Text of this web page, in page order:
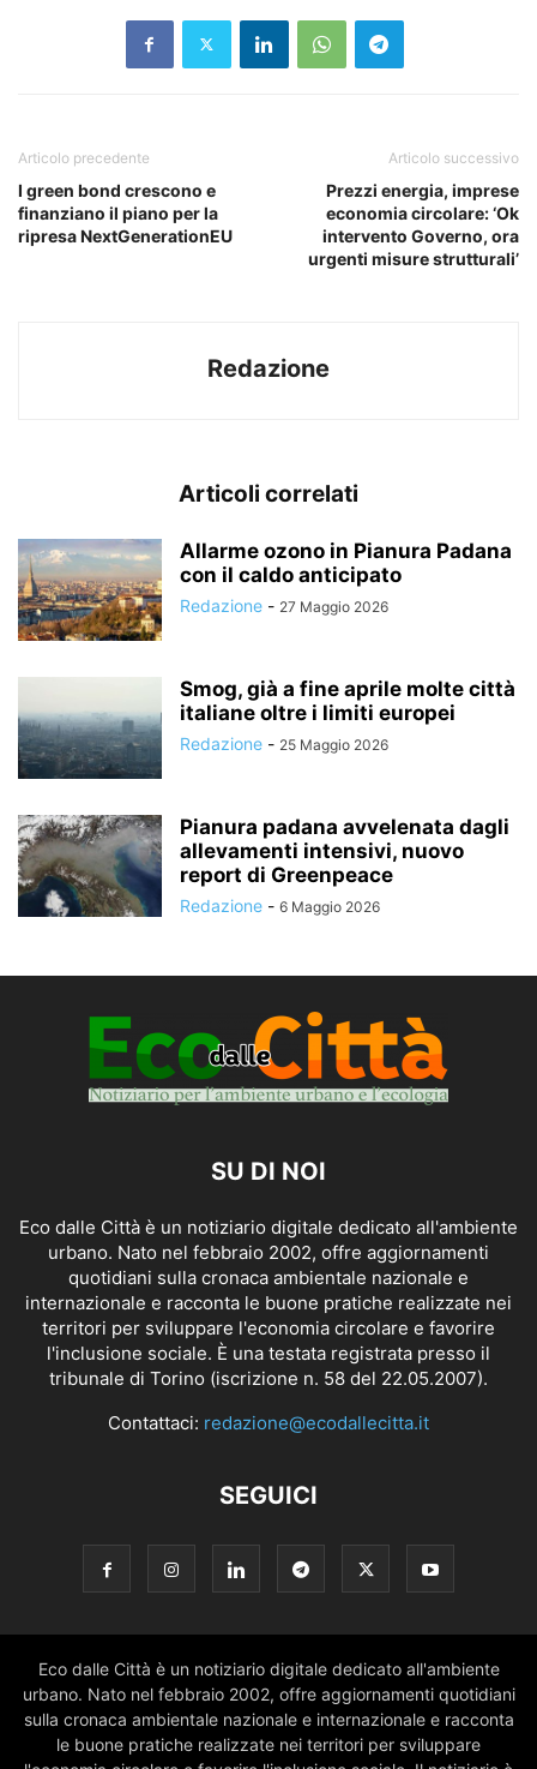
Articolo precedente
I green bond crescono e
finanziano il piano per la
ripresa NextGenerationEU
Articolo successivo
Prezzi energia, imprese
economia circolare: ‘Ok
intervento Governo, ora
urgenti misure strutturali’
Redazione
Articoli correlati
Allarme ozono in Pianura Padana
con il caldo anticipato
Redazione - 27 Maggio 2026
Smog, già a fine aprile molte città
italiane oltre i limiti europei
Redazione - 25 Maggio 2026
Pianura padana avvelenata dagli
allevamenti intensivi, nuovo
report di Greenpeace
Redazione - 6 Maggio 2026
SU DI NOI
Eco dalle Città è un notiziario digitale dedicato all'ambiente
urbano. Nato nel febbraio 2002, offre aggiornamenti
quotidiani sulla cronaca ambientale nazionale e
internazionale e racconta le buone pratiche realizzate nei
territori per sviluppare l'economia circolare e favorire
l'inclusione sociale. È una testata registrata presso il
tribunale di Torino (iscrizione n. 58 del 22.05.2007).
Contattaci: redazione@ecodallecitta.it
SEGUICI
Eco dalle Città è un notiziario digitale dedicato all'ambiente
urbano. Nato nel febbraio 2002, offre aggiornamenti quotidiani
sulla cronaca ambientale nazionale e internazionale e racconta
le buone pratiche realizzate nei territori per sviluppare